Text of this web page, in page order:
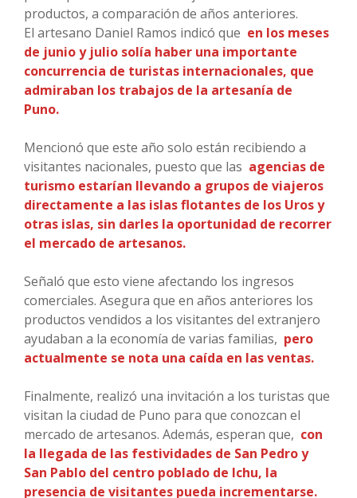
productos, a comparación de años anteriores.
El artesano Daniel Ramos indicó que en los meses
de junio y julio solía haber una importante
concurrencia de turistas internacionales, que
admiraban los trabajos de la artesanía de
Puno.
Mencionó que este año solo están recibiendo a
visitantes nacionales, puesto que las agencias de
turismo estarían llevando a grupos de viajeros
directamente a las islas flotantes de los Uros y
otras islas, sin darles la oportunidad de recorrer
el mercado de artesanos.
Señaló que esto viene afectando los ingresos
comerciales. Asegura que en años anteriores los
productos vendidos a los visitantes del extranjero
ayudaban a la economía de varias familias, pero
actualmente se nota una caída en las ventas.
Finalmente, realizó una invitación a los turistas que
visitan la ciudad de Puno para que conozcan el
mercado de artesanos. Además, esperan que, con
la llegada de las festividades de San Pedro y
San Pablo del centro poblado de Ichu, la
presencia de visitantes pueda incrementarse.